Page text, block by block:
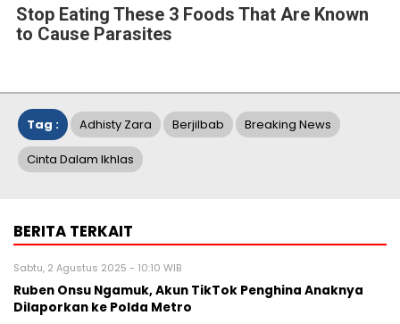
Stop Eating These 3 Foods That Are Known
to Cause Parasites
Tag : Adhisty Zara Berjilbab Breaking News
Cinta Dalam Ikhlas
BERITA TERKAIT
Sabtu, 2 Agustus 2025 - 10:10 WIB
Ruben Onsu Ngamuk, Akun TikTok Penghina Anaknya
Dilaporkan ke Polda Metro